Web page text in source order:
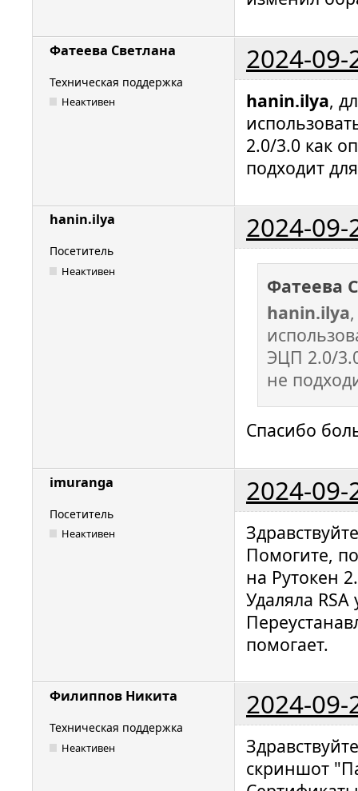
Фатеева Светлана 2024-09-
Техническая поддержка
Неактивен hanin.ilya,
2.0/3.0 как
подходит
hanin.ilya 2024-09-
Посетитель
Неактивен
Фатеева
hanin.ilya
ЭЦП 2.0/
не
Спасибо
imuranga 2024-09-
Посетитель
Неактивен
Помогите,
на Рутокен
Удаляла
помогает.
Филиппов Никита 2024-09-
Техническая поддержка
Неактивен
скриншот